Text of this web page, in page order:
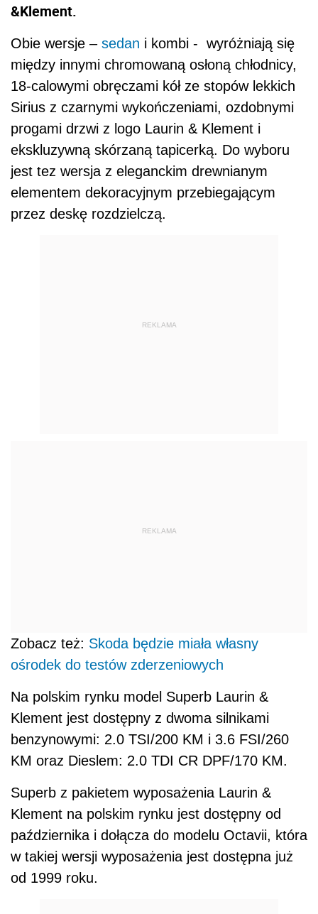
&Klement.
Obie wersje – sedan i kombi - wyróżniają się
między innymi chromowaną osłoną chłodnicy,
18-calowymi obręczami kół ze stopów lekkich
Sirius z czarnymi wykończeniami, ozdobnymi
progami drzwi z logo Laurin & Klement i
ekskluzywną skórzaną tapicerką. Do wyboru
jest tez wersja z eleganckim drewnianym
elementem dekoracyjnym przebiegającym
przez deskę rozdzielczą.
REKLAMA
REKLAMA
Zobacz też: Skoda będzie miała własny
ośrodek do testów zderzeniowych
Na polskim rynku model Superb Laurin &
Klement jest dostępny z dwoma silnikami
benzynowymi: 2.0 TSI/200 KM i 3.6 FSI/260
KM oraz Dieslem: 2.0 TDI CR DPF/170 KM.
Superb z pakietem wyposażenia Laurin &
Klement na polskim rynku jest dostępny od
października i dołącza do modelu Octavii, która
w takiej wersji wyposażenia jest dostępna już
od 1999 roku.